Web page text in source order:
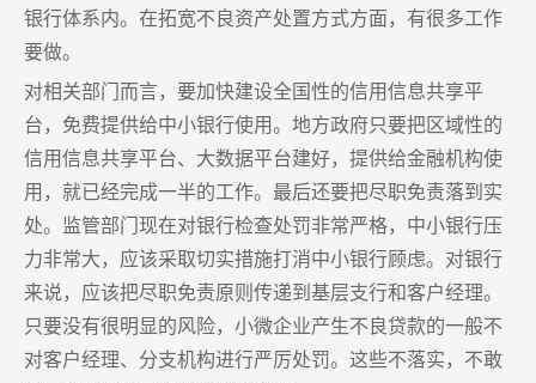
银行体系内。在拓宽不良资产处置方式方面，有很多工作
要做。
对相关部门而言，要加快建设全国性的信用信息共享平
台，免费提供给中小银行使用。地方政府只要把区域性的
信用信息共享平台、大数据平台建好，提供给金融机构使
用，就已经完成一半的工作。最后还要把尽职免责落到实
处。监管部门现在对银行检查处罚非常严格，中小银行压
力非常大，应该采取切实措施打消中小银行顾虑。对银行
来说，应该把尽职免责原则传递到基层支行和客户经理。
只要没有很明显的风险，小微企业产生不良贷款的一般不
对客户经理、分支机构进行严厉处罚。这些不落实，不敢